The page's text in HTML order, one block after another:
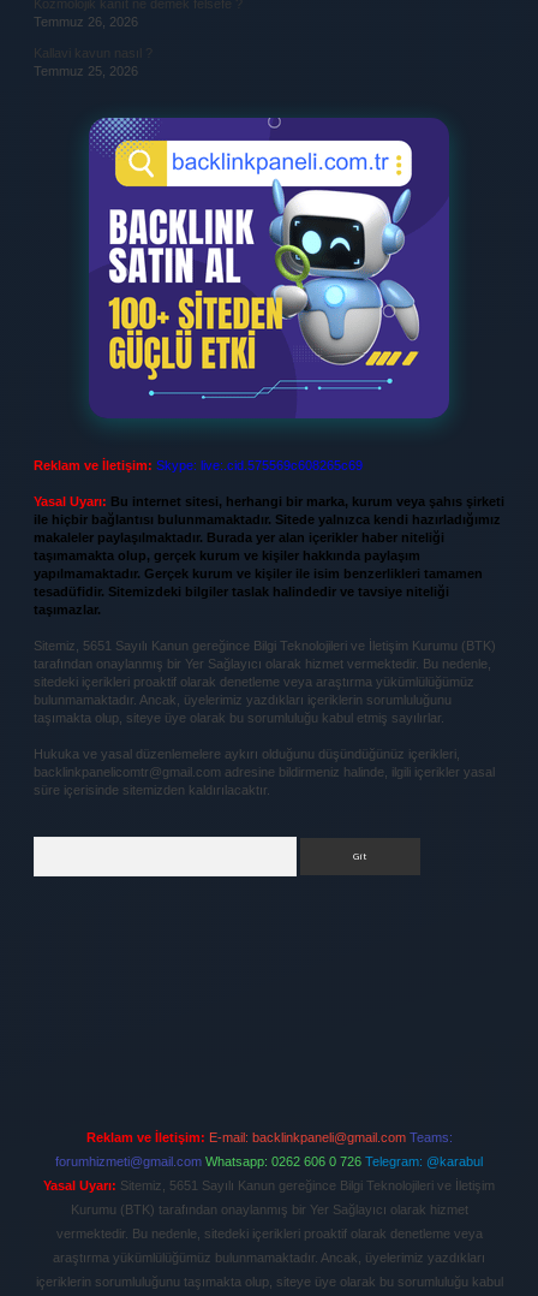
Kozmolojik kanıt ne demek felsefe ?
Temmuz 26, 2026
Kallavi kavun nasıl ?
Temmuz 25, 2026
Reklam ve İletişim: Skype: live:.cid.575569c608265c69
Yasal Uyarı: Bu internet sitesi, herhangi bir marka, kurum veya şahıs şirketi
ile hiçbir bağlantısı bulunmamaktadır. Sitede yalnızca kendi hazırladığımız
makaleler paylaşılmaktadır. Burada yer alan içerikler haber niteliği
taşımamakta olup, gerçek kurum ve kişiler hakkında paylaşım
yapılmamaktadır. Gerçek kurum ve kişiler ile isim benzerlikleri tamamen
tesadüfidir. Sitemizdeki bilgiler taslak halindedir ve tavsiye niteliği
taşımazlar.
Sitemiz, 5651 Sayılı Kanun gereğince Bilgi Teknolojileri ve İletişim Kurumu (BTK)
tarafından onaylanmış bir Yer Sağlayıcı olarak hizmet vermektedir. Bu nedenle,
sitedeki içerikleri proaktif olarak denetleme veya araştırma yükümlülüğümüz
bulunmamaktadır. Ancak, üyelerimiz yazdıkları içeriklerin sorumluluğunu
taşımakta olup, siteye üye olarak bu sorumluluğu kabul etmiş sayılırlar.
Hukuka ve yasal düzenlemelere aykırı olduğunu düşündüğünüz içerikleri,
backlinkpanelicomtr@gmail.com adresine bildirmeniz halinde, ilgili içerikler yasal
süre içerisinde sitemizden kaldırılacaktır.
Reklam ve İletişim: E-mail: backlinkpaneli@gmail.com Teams:
forumhizmeti@gmail.com Whatsapp: 0262 606 0 726 Telegram: @karabul
Yasal Uyarı: Sitemiz, 5651 Sayılı Kanun gereğince Bilgi Teknolojileri ve İletişim
Kurumu (BTK) tarafından onaylanmış bir Yer Sağlayıcı olarak hizmet
vermektedir. Bu nedenle, sitedeki içerikleri proaktif olarak denetleme veya
araştırma yükümlülüğümüz bulunmamaktadır. Ancak, üyelerimiz yazdıkları
içeriklerin sorumluluğunu taşımakta olup, siteye üye olarak bu sorumluluğu kabul